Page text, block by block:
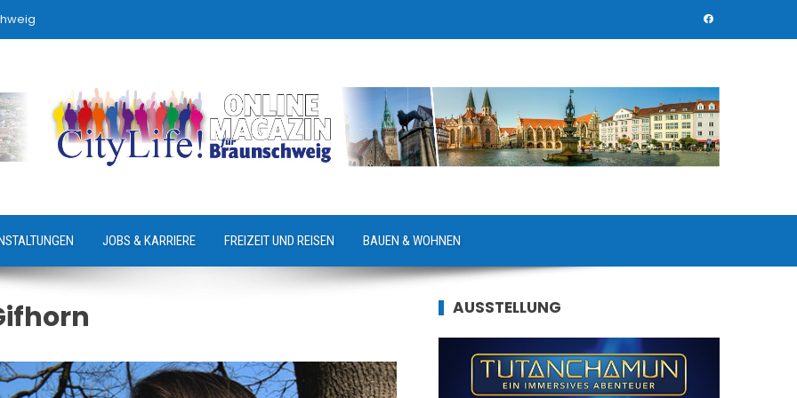
JOBS & KARRIERE FREIZEIT UND REISEN BAUEN & WOHNEN
AUSSTELLUNG